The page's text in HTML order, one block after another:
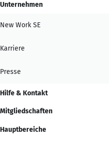
Unternehmen
New Work SE
Karriere
Presse
Hilfe & Kontakt
Mitgliedschaften
Hauptbereiche